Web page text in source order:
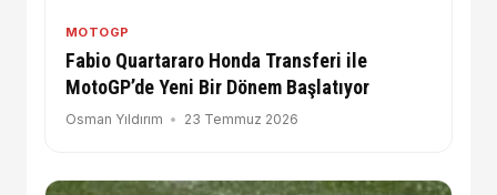
MOTOGP
Fabio Quartararo Honda Transferi ile
MotoGP’de Yeni Bir Dönem Başlatıyor
Osman Yıldırım 23 Temmuz 2026